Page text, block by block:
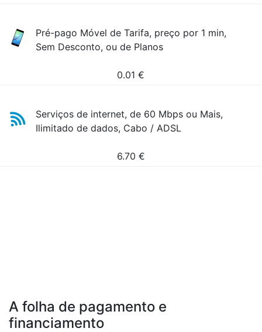
Pré-pago Móvel de Tarifa, preço por 1 min,
Sem Desconto, ou de Planos
0.01 €
Serviços de internet, de 60 Mbps ou Mais,
Ilimitado de dados, Cabo / ADSL
6.70 €
A folha de pagamento e
financiamento